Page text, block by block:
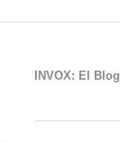
INVOX: El Blog